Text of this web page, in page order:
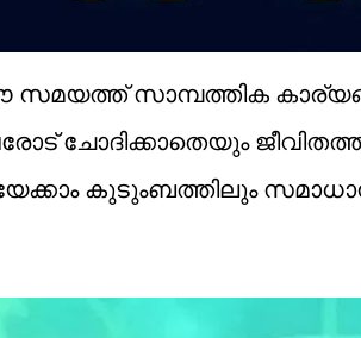
സമയത്ത് സാമ്പത്തിക
ചോദിക്കാതെയും
കുടുംബത്തിലും